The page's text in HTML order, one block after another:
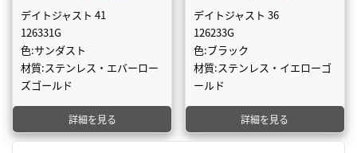
デイトジャスト 41
126331G
色:サンダスト
材質:ステンレス・エバーロー
ズゴールド
詳細を見る
デイトジャスト 36
126233G
色:ブラック
材質:ステンレス・イエローゴ
ールド
詳細を見る